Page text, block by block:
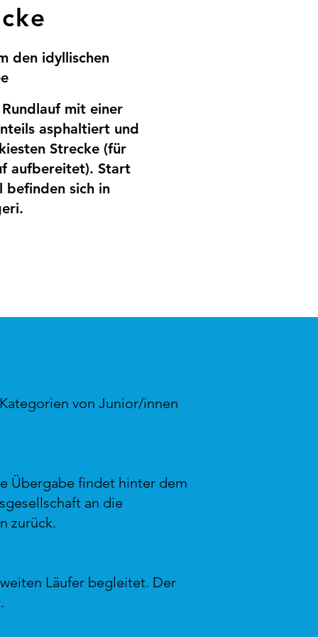
den idyllischen
mit einer
asphaltiert und
Strecke (für
aufbereitet). Start
befinden sich in
von Junior/innen
Übergabe findet hinter dem
an die
zurück.
Läufer begleitet. Der